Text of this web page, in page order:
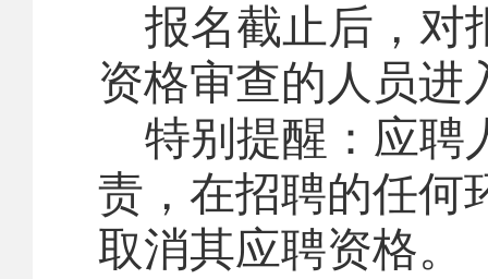
报名截止后，对
资格审查的人员进
特别提醒：应聘
责，在招聘的任何
取消其应聘资格。